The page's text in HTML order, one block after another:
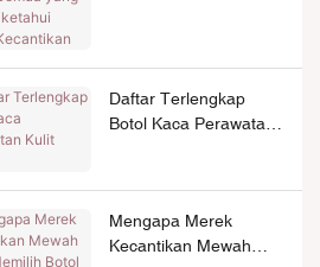
Daftar Terlengkap
Botol Kaca Perawatan
Mengapa Merek
Kecantikan Mewah